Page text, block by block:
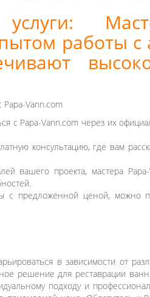
услуги:
работы
Papa-Vann.com
с Papa-Vann.com через их
консультацию, где вам
вашего проекта, мастера
с предложенной ценой, можно
в зависимости от
решение для реставрации
подходу и